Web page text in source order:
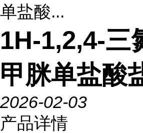
单盐酸...
1H-1,2,4-三
甲脒单盐酸
2026-02-03
产品详情